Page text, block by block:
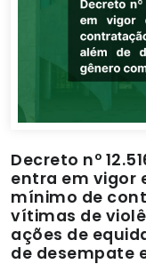
Decreto nº
entra em vigor
mínimo de
vítimas de
ações de
de desempate